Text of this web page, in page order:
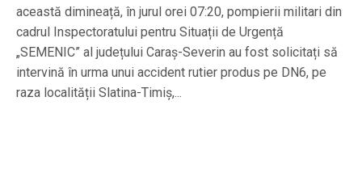
această dimineață, în jurul orei 07:20, pompierii militari din
cadrul Inspectoratului pentru Situații de Urgență
„SEMENIC” al județului Caraș-Severin au fost solicitați să
intervină în urma unui accident rutier produs pe DN6, pe
raza localității Slatina-Timiș,...